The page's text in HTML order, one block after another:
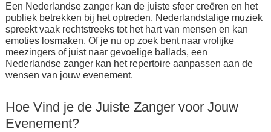
Een Nederlandse zanger kan de juiste sfeer creëren en het
publiek betrekken bij het optreden. Nederlandstalige muziek
spreekt vaak rechtstreeks tot het hart van mensen en kan
emoties losmaken. Of je nu op zoek bent naar vrolijke
meezingers of juist naar gevoelige ballads, een
Nederlandse zanger kan het repertoire aanpassen aan de
wensen van jouw evenement.
Hoe Vind je de Juiste Zanger voor Jouw
Evenement?